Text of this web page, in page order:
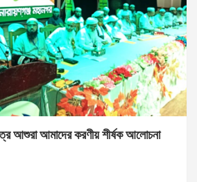
আশুরা আমাদের করণীয় শীর্ষক আলোচনা